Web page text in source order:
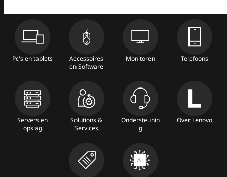
Pc's en tablets
Accessoires
en Software
Monitoren Telefoons
Servers en
opslag
Solutions &
Services
Ondersteunin
g
Over Lenovo